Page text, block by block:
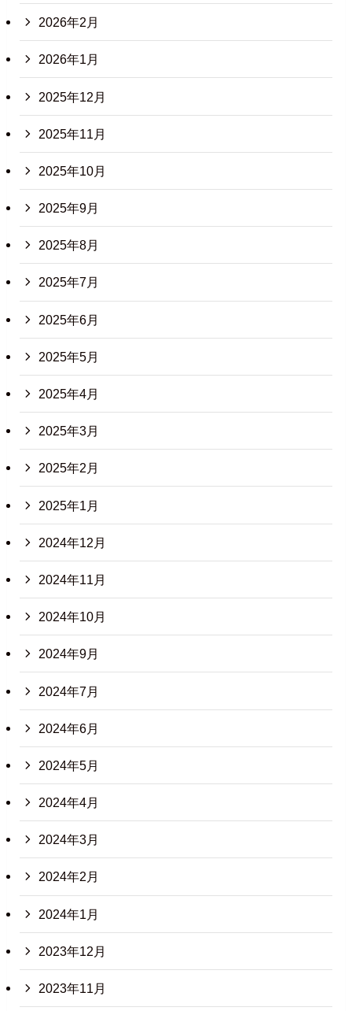
2026年2月
2026年1月
2025年12月
2025年11月
2025年10月
2025年9月
2025年8月
2025年7月
2025年6月
2025年5月
2025年4月
2025年3月
2025年2月
2025年1月
2024年12月
2024年11月
2024年10月
2024年9月
2024年7月
2024年6月
2024年5月
2024年4月
2024年3月
2024年2月
2024年1月
2023年12月
2023年11月